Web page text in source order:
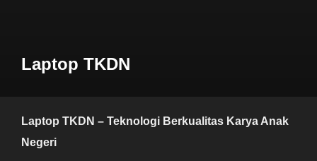
Laptop TKDN
Laptop TKDN – Teknologi Berkualitas Karya Anak
Negeri